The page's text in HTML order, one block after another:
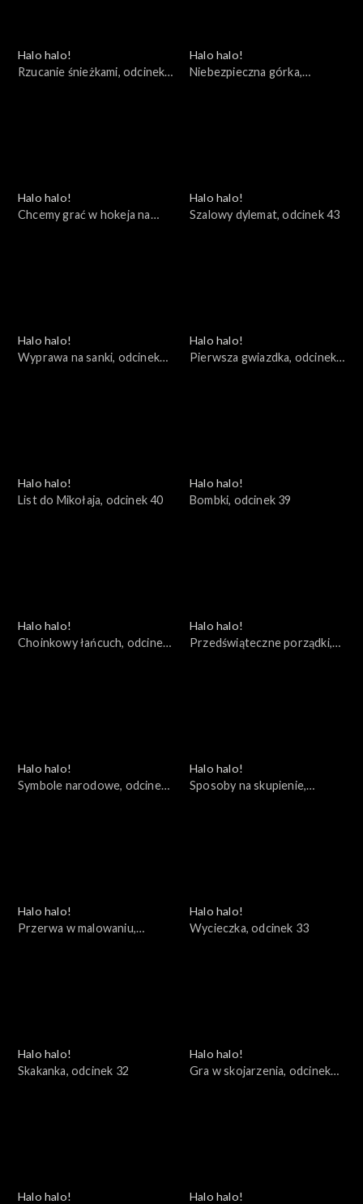
Halo halo!
Rzucanie śnieżkami, odcinek
Halo halo!
Niebezpieczna górka,
Halo halo!
Chcemy grać w hokeja na
Halo halo!
Szalowy dylemat, odcinek 43
Halo halo!
Wyprawa na sanki, odcinek
Halo halo!
Pierwsza gwiazdka, odcinek
Halo halo!
List do Mikołaja, odcinek 40
Halo halo!
Bombki, odcinek 39
Halo halo!
Choinkowy łańcuch, odcinek
Halo halo!
Przedświąteczne porządki,
Halo halo!
Symbole narodowe, odcinek
Halo halo!
Sposoby na skupienie,
Halo halo!
Przerwa w malowaniu,
Halo halo!
Wycieczka, odcinek 33
Halo halo!
Skakanka, odcinek 32
Halo halo!
Gra w skojarzenia, odcinek
Halo halo! Halo halo!